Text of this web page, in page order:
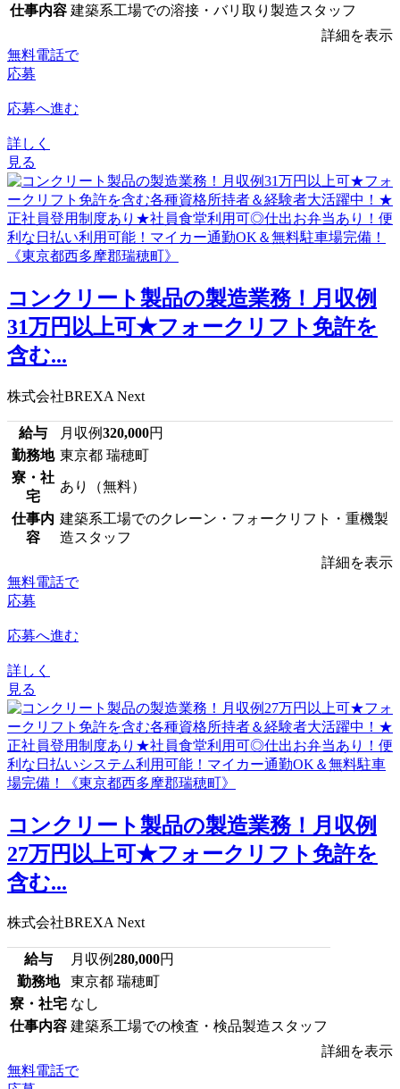
仕事内容 建築系工場での溶接・バリ取り製造スタッフ
詳細を表示
無料電話で
応募
応募へ進む
詳しく
見る
コンクリート製品の製造業務！月収例
31万円以上可★フォークリフト免許を
含む...
株式会社BREXA Next
給与 月収例320,000円
勤務地 東京都 瑞穂町
寮・社
宅
あり（無料）
仕事内
容
建築系工場でのクレーン・フォークリフト・重機製
造スタッフ
詳細を表示
無料電話で
応募
応募へ進む
詳しく
見る
コンクリート製品の製造業務！月収例
27万円以上可★フォークリフト免許を
含む...
株式会社BREXA Next
給与 月収例280,000円
勤務地
東京都 瑞穂町
寮・社宅 なし
仕事内容 建築系工場での検査・検品製造スタッフ
詳細を表示
無料電話で